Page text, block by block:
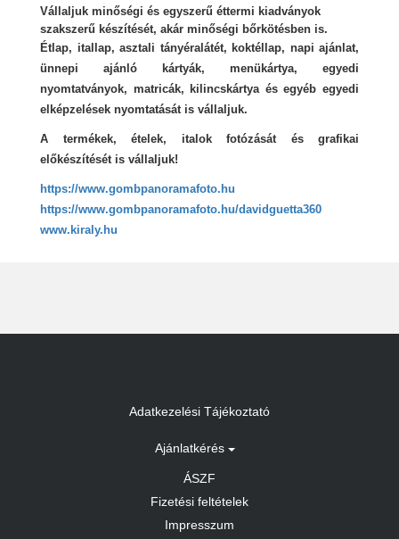
Vállaljuk minőségi és egyszerű éttermi kiadványok
szakszerű készítését, akár minőségi bőrkötésben is.
Étlap, itallap, asztali tányéralátét, koktéllap, napi ajánlat,
ünnepi ajánló kártyák, menükártya, egyedi
nyomtatványok, matricák, kilincskártya és egyéb egyedi
elképzelések nyomtatását is vállaljuk.
A termékek, ételek, italok fotózását és grafikai
előkészítését is vállaljuk!
https://www.gombpanoramafoto.hu
https://www.gombpanoramafoto.hu/davidguetta360
www.kiraly.hu
Adatkezelési Tájékoztató
Ajánlatkérés
ÁSZF
Fizetési feltételek
Impresszum